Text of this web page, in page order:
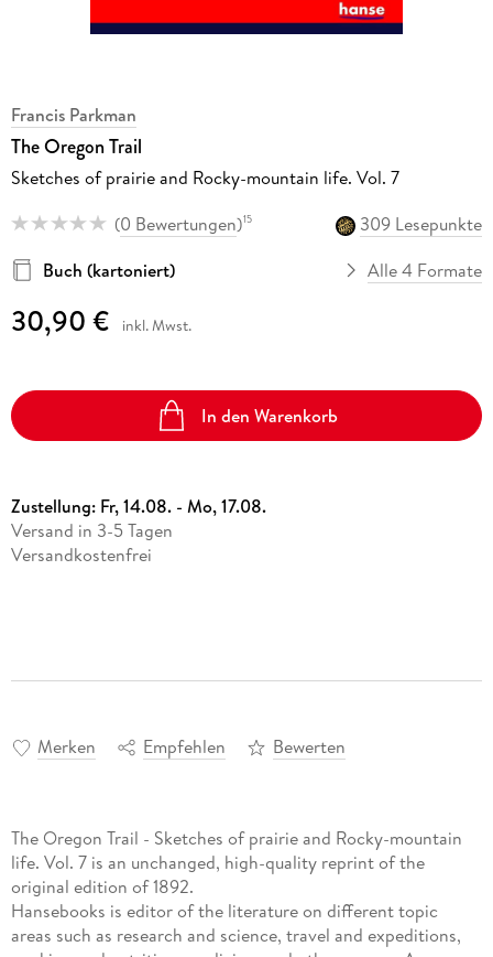
Francis Parkman
The Oregon Trail
Sketches of prairie and Rocky-mountain life. Vol. 7
(0 Bewertungen)15
309 Lesepunkte
Buch (kartoniert)
Alle 4 Formate
30,90 € inkl. Mwst.
In den Warenkorb
Zustellung: Fr, 14.08. - Mo, 17.08.
Versand in 3-5 Tagen
Versandkostenfrei
Merken Empfehlen Bewerten
The Oregon Trail - Sketches of prairie and Rocky-mountain
life. Vol. 7 is an unchanged, high-quality reprint of the
original edition of 1892.
Hansebooks is editor of the literature on different topic
areas such as research and science, travel and expeditions,